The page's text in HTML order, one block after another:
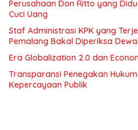
Perusahaan Don Ritto yang
Cuci Uang
Staf Administrasi KPK yang
Pemalang Bakal Diperiksa
Era Globalization 2.0 dan
Transparansi Penegakan
Kepercayaan Publik